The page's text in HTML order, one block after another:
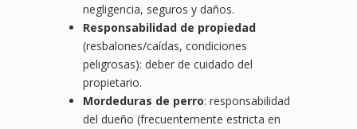
negligencia, seguros y daños.
Responsabilidad de propiedad
(resbalones/caídas, condiciones
peligrosas): deber de cuidado del
propietario.
Mordeduras de perro: responsabilidad
del dueño (frecuentemente estricta en